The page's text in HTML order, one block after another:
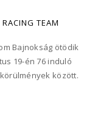
TEAM
Bajnokság ötödik
19-én 76 induló
között.